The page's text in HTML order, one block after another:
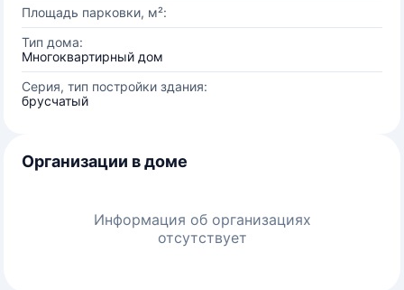
Площадь парковки, м²:
Тип дома:
Многоквартирный дом
Серия, тип постройки здания:
брусчатый
Организации в доме
Информация об организациях
отсутствует